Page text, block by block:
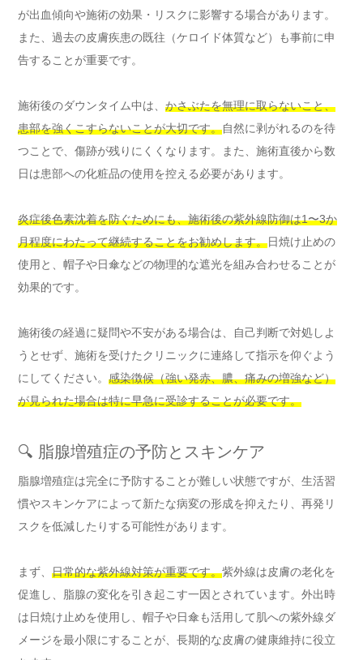
が出血傾向や施術の効果・リスクに影響する場合があります。
また、過去の皮膚疾患の既往（ケロイド体質など）も事前に申
告することが重要です。
施術後のダウンタイム中は、 かさぶたを無理に取らないこと、
患部を強くこすらないことが大切です。自然に剥がれるのを待
つことで、傷跡が残りにくくなります。また、施術直後から数
日は患部への化粧品の使用を控える必要があります。
炎症後色素沈着を防ぐためにも、施術後の紫外線防御は1〜3か
月程度にわたって継続することをお勧めします。日焼け止めの
使用と、帽子や日傘などの物理的な遮光を組み合わせることが
効果的です。
施術後の経過に疑問や不安がある場合は、自己判断で対処しよ
うとせず、施術を受けたクリニックに連絡して指示を仰ぐよう
にしてください。 感染徴候（強い発赤、膿、痛みの増強など）
が見られた場合は特に早急に受診することが必要です。
🔍 脂腺増殖症の予防とスキンケア
脂腺増殖症は完全に予防することが難しい状態ですが、生活習
慣やスキンケアによって新たな病変の形成を抑えたり、再発リ
スクを低減したりする可能性があります。
まず、 日常的な紫外線対策が重要です。紫外線は皮膚の老化を
促進し、脂腺の変化を引き起こす一因とされています。外出時
は日焼け止めを使用し、帽子や日傘も活用して肌への紫外線ダ
メージを最小限にすることが、長期的な皮膚の健康維持に役立